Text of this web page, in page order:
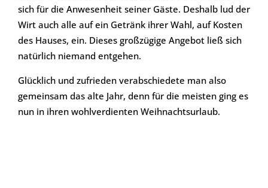
sich für die Anwesenheit seiner Gäste. Deshalb lud der
Wirt auch alle auf ein Getränk ihrer Wahl, auf Kosten
des Hauses, ein. Dieses großzügige Angebot ließ sich
natürlich niemand entgehen.
Glücklich und zufrieden verabschiedete man also
gemeinsam das alte Jahr, denn für die meisten ging es
nun in ihren wohlverdienten Weihnachtsurlaub.